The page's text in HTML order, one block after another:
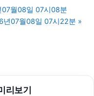
인스타그램 좋아요 구매
의정부형사변호사
광고대행사
월08일 07시08분
년07월08일 07시22분 »
리보기